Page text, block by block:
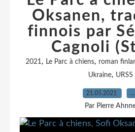
Oksanen,
finnois par
Cagnoli
2021, Le Parc à chiens, roman
Ukraine, URSS
21.05.2021 …
Par Pierre